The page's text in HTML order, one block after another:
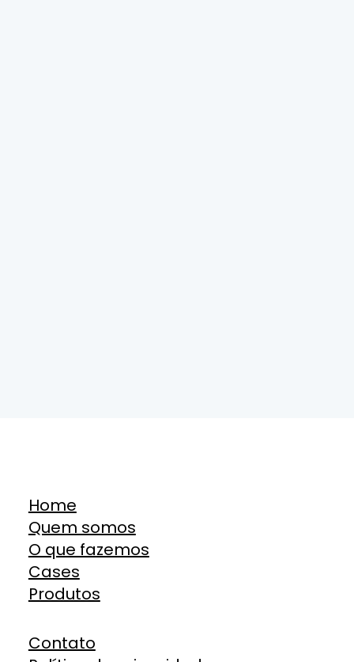
Home
Quem somos
O que fazemos
Cases
Produtos
Contato